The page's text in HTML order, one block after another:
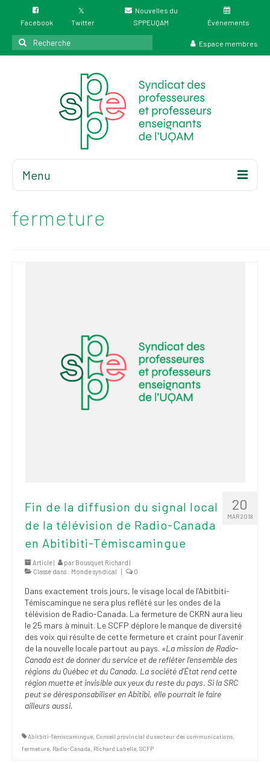
Facebook Twitter
Nouvelles du
SPPEUQAM
Événements
Rechercher
:
Espace membres
Menu
Statuts et
règlements
Politiques
d’écran – Place à
notre valorisation
Signature – Courriel
(FNEEQ)
Publications
Nouvelles du
SPPEUQAM
Communiqués
SPPEUQAM@ctualités
et Bilans
SCCUQ@
fermeture
20
MAR 2018
Fin de la diffusion du signal local
de la télévision de Radio-Canada
en Abitibiti-Témiscamingue
Article | par Bousquet Richard |
Classé dans : Monde syndical | 0
Dans exactement trois jours, le visage local de l’Abitbiti-
Témiscamingue ne sera plus reflété sur les ondes de la
télévision de Radio-Canada. La fermeture de CKRN aura lieu
le 25 mars à minuit. Le SCFP déplore le manque de diversité
des voix qui résulte de cette fermeture et craint pour l’avenir
de la nouvelle locale partout au pays. «La mission de Radio-
Canada est de donner du service et de refléter l’ensemble des
régions du Québec et du Canada. La société d’État rend cette
région muette et invisible aux yeux du reste du pays. Si la SRC
peut se déresponsabiliser en Abitibi, elle pourrait le faire
ailleurs aussi.
Abitbiti-Témiscamingue, Conseil provincial du secteur des communications,
fermeture, Radio-Canada, Richard Labelle, SCFP